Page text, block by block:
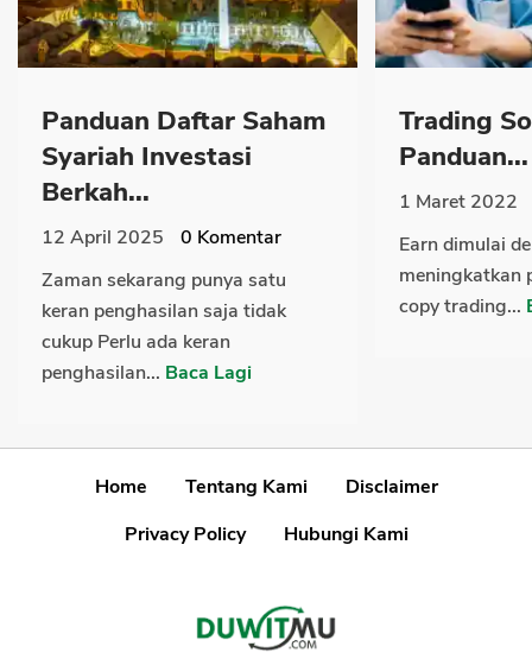
Panduan Daftar Saham
Syariah Investasi
Berkah...
12 April 2025 0 Komentar
Zaman sekarang punya satu
keran penghasilan saja tidak
cukup Perlu ada keran
penghasilan... Baca Lagi
Trading
Panduan...
1 Maret 2022
Earn dimulai
meningkatkan
copy trading...
Home Tentang Kami
Disclaimer
Privacy Policy
Hubungi Kami